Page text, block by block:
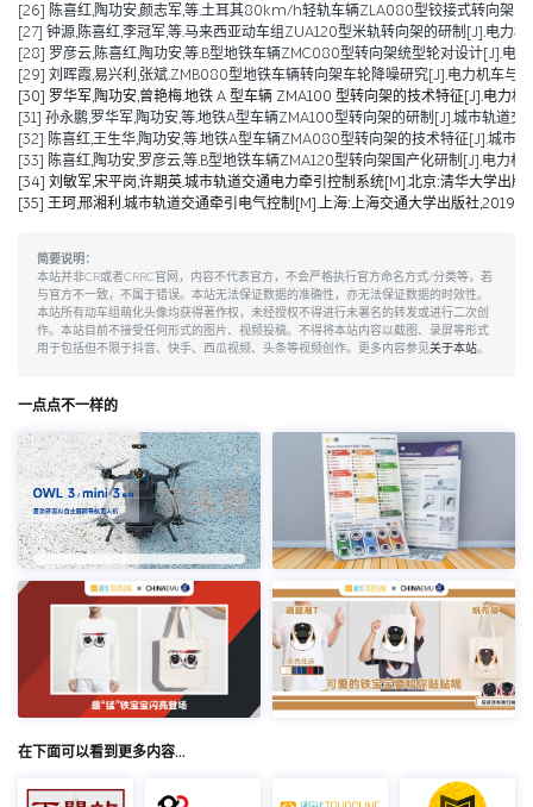
[26] 陈喜红,陶功安,颜志军,等.土耳其80km/h轻轨车辆ZLA080型铰接式转向架
[27] 钟源,陈喜红,李冠军,等.马来西亚动车组ZUA120型米轨转向架的研制[J].电力
[28] 罗彦云,陈喜红,陶功安,等.B型地铁车辆ZMC080型转向架统型轮对设计[J].电
[29] 刘晖霞,易兴利,张斌.ZMB080型地铁车辆转向架车轮降噪研究[J].电力机车与
[30] 罗华军,陶功安,曾艳梅.地铁 A 型车辆 ZMA100 型转向架的技术特征[J].电力
[31] 孙永鹏,罗华军,陶功安,等.地铁A型车辆ZMA100型转向架的研制[J].城市轨道
[32] 陈喜红,王生华,陶功安,等.地铁A型车辆ZMA080型转向架的技术特征[J].城市
[33] 陈喜红,陶功安,罗彦云,等.B型地铁车辆ZMA120型转向架国产化研制[J].电力
[34] 刘敏军,宋平岗,许期英.城市轨道交通电力牵引控制系统[M].北京:清华大学出版
[35] 王珂,邢湘利.城市轨道交通牵引电气控制[M].上海:上海交通大学出版社,2019.
简要说明：
本站并非CR或者CRRC官网，内容不代表官方，不会严格执行官方命名方式/分类等，若
与官方不一致，不属于错误。本站无法保证数据的准确性，亦无法保证数据的时效性。
本站所有动车组萌化头像均获得著作权，未经授权不得进行未署名的转发或进行二次创
作。本站目前不接受任何形式的图片、视频投稿。不得将本站内容以截图、录屏等形式
用于包括但不限于抖音、快手、西瓜视频、头条等视频创作。更多内容参见关于本站。
一点点不一样的
在下面可以看到更多内容…